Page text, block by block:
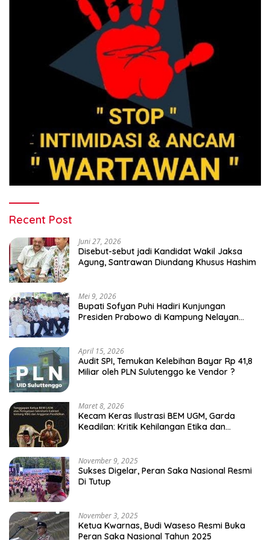
Recent Post
Juni 27, 2026
Disebut-sebut jadi Kandidat Wakil Jaksa
Agung, Santrawan Diundang Khusus Hashim
Mei 9, 2026
Bupati Sofyan Puhi Hadiri Kunjungan
Presiden Prabowo di Kampung Nelayan
April 15, 2026
Audit SPI, Temukan Kelebihan Bayar Rp 41,8
Miliar oleh PLN Sulutenggo ke Vendor ?
Maret 8, 2026
Kecam Keras Ilustrasi BEM UGM, Garda
Keadilan: Kritik Kehilangan Etika dan
November 9, 2025
Sukses Digelar, Peran Saka Nasional Resmi
Di Tutup
November 3, 2025
Ketua Kwarnas, Budi Waseso Resmi Buka
Peran Saka Nasional Tahun 2025